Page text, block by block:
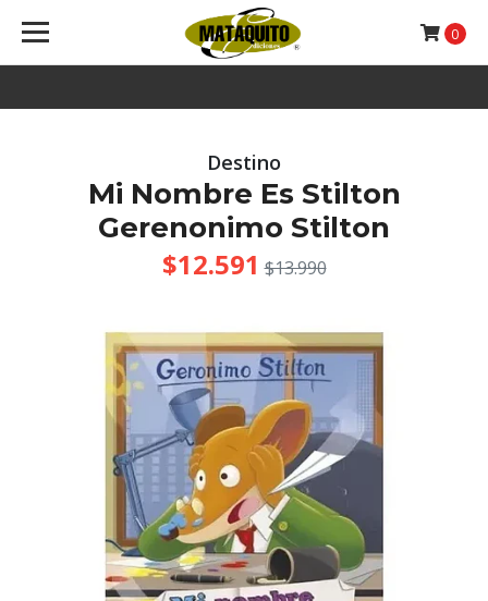
0
Destino
Mi Nombre Es Stilton
Gerenonimo Stilton
$12.591 $13.990